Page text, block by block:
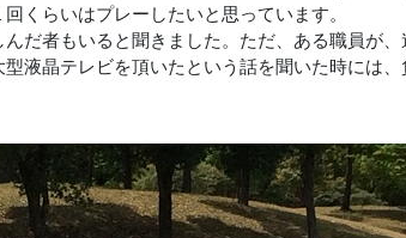
くらいはプレーしたいと思っています。
だ者もいると聞きました。ただ、ある職員が
液晶テレビを頂いたという話を聞いた時には、